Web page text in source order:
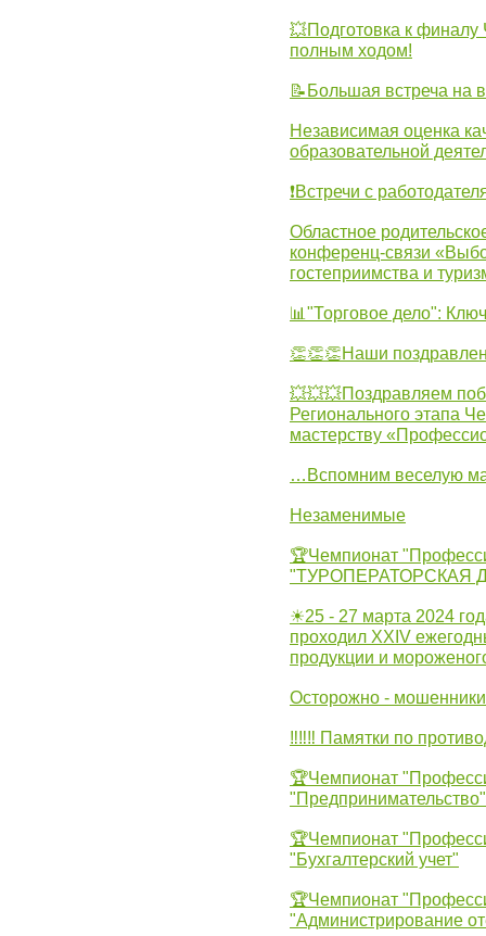
💥Подготовка к
полным ходом!
📝Большая встреча на
Независимая оценка
образовательной
❗Встречи с
Областное
конференц-связи
гостеприимства и
📊"Торговое дело":
👏👏👏Наши
💥💥💥Поздравляем
Регионального этапа
мастерству
…Вспомним веселую
Незаменимые
🏆Чемпионат
"ТУРОПЕРАТОРСКАЯ
☀25 - 27 марта 2024
проходил XXIV
продукции и
Осторожно -
‼‼‼ Памятки по
🏆Чемпионат
"Предпринимательство"
🏆Чемпионат
"Бухгалтерский учет"
🏆Чемпионат
"Администрирование